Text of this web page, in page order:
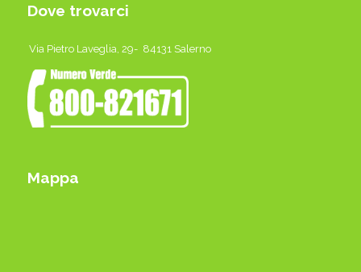
Dove trovarci
Via Pietro Laveglia, 29- 84131 Salerno
Mappa